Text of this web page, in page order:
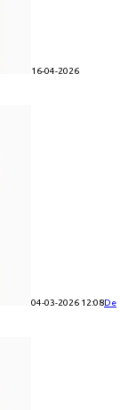
16-04-2026
04-03-2026 12:08De